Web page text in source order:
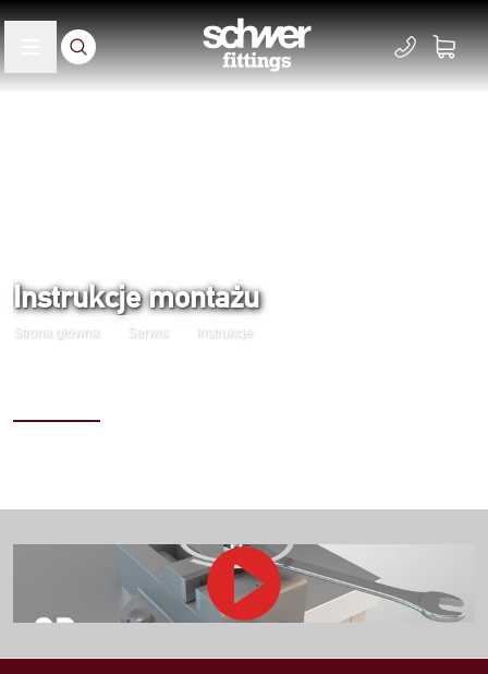
Instrukcje montażu
Strona główna Serwis Instrukcje